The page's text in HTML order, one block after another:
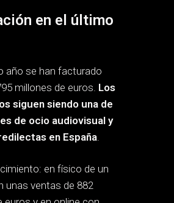
en el último
año se han facturado
millones de euros. Los
siguen siendo una de
de ocio audiovisual y
en España.
en físico de un
unas ventas de 882